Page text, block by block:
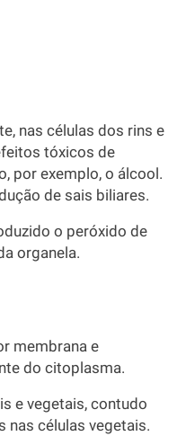
nas células dos rins e
tóxicos de
por exemplo, o álcool.
de sais biliares.
o peróxido de
organela.
membrana e
do citoplasma.
e vegetais, contudo
nas células vegetais.